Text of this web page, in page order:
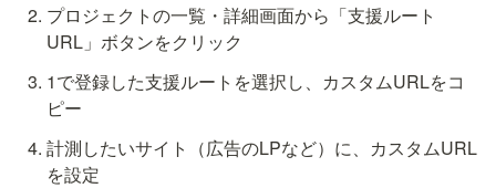
プロジェクトの一覧・詳細画面から「支援ルート
URL」ボタンをクリック
1で登録した支援ルートを選択し、カスタムURLをコ
ピー
計測したいサイト（広告のLPなど）に、カスタムURL
を設定